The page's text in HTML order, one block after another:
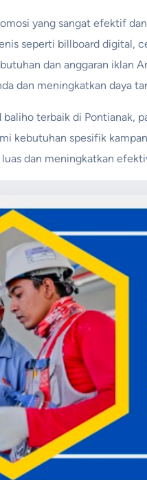
yang sangat efektif
seperti billboard digital,
dan anggaran iklan
dan meningkatkan daya
terbaik di Pontianak,
kebutuhan spesifik
dan meningkatkan